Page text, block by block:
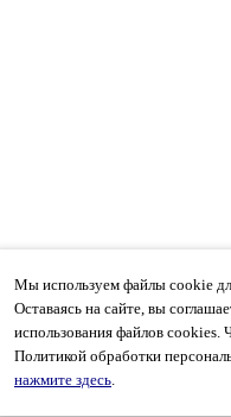
Мы используем файлы cookie
Оставаясь на сайте, вы
использования файлов cookies.
Политикой обработки
нажмите здесь.